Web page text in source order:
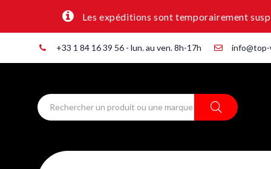
Les expéditions sont temporairement
+33 1 84 16 39 56 - lun. au ven. 8h-17h